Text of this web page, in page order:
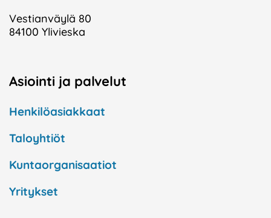
Vestianväylä 80
84100 Ylivieska
Asiointi ja palvelut
Henkilöasiakkaat
Taloyhtiöt
Kuntaorganisaatiot
Yritykset